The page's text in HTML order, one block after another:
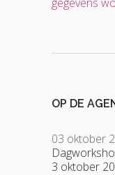
OP DE
03 oktober
3 oktober